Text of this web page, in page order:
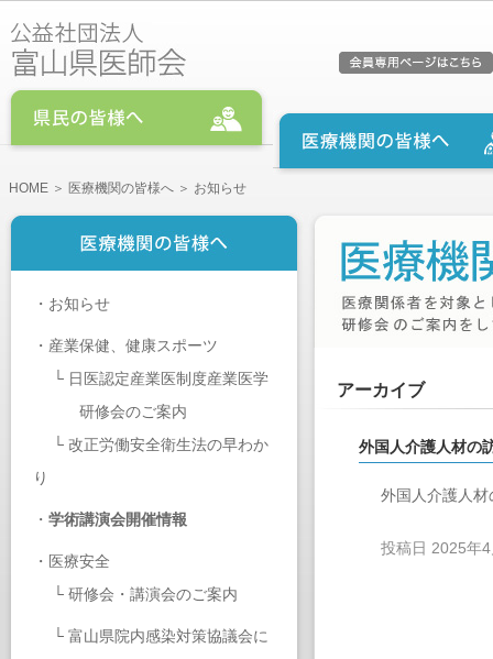
HOME ＞ 医療機関の皆様へ ＞ お知らせ
・ お知らせ
・ 産業保健、健康スポーツ
└ 日医認定産業医制度産業医学
研修会のご案内
└ 改正労働安全衛生法の早わか
り
・ 学術講演会開催情報
・ 医療安全
└ 研修会・講演会のご案内
└ 富山県院内感染対策協議会に
アーカイブ
外国人介護人材の
外国人介護人
投稿日 2025年